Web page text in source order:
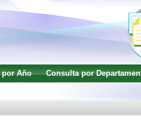
por Año
Consulta por